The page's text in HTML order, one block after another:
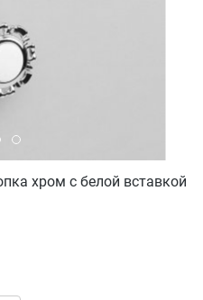
хром с белой вставкой